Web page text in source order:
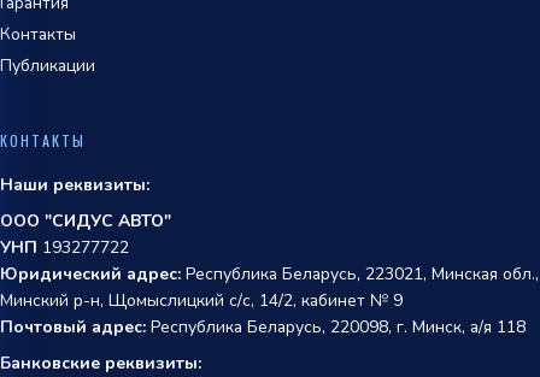
Контакты
Публикации
КОНТАКТЫ
Наши реквизиты:
ООО "СИДУС АВТО"
УНП 193277722
Юридический адрес: Республика Беларусь, 223021, Минская обл.,
Минский р-н, Щомыслицкий с/с, 14/2, кабинет № 9
Почтовый адрес: Республика Беларусь, 220098, г. Минск, а/я 118
Банковские реквизиты: